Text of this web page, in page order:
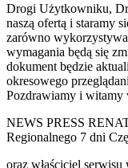
Drogi Użytkowniku,
naszą ofertą i staramy
zarówno
wymagania będą się
dokument będzie
okresowego
Pozdrawiamy i
NEWS PRESS
Regionalnego 7 dni
oraz właściciel